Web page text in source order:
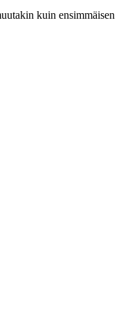
kuin ensimmäisen